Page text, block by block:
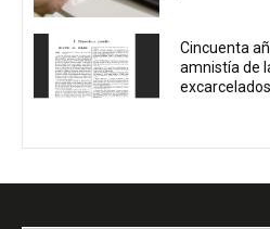
Cincuenta
amnistía de